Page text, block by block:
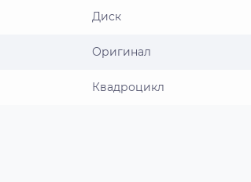
Диск
Оригинал
Квадроцикл